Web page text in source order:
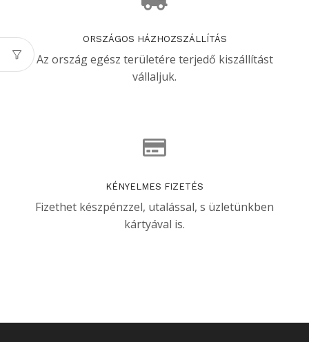
ORSZÁGOS HÁZHOZSZÁLLÍTÁS
Az ország egész területére terjedő kiszállítást
vállaljuk.
KÉNYELMES FIZETÉS
Fizethet készpénzzel, utalással, s üzletünkben
kártyával is.